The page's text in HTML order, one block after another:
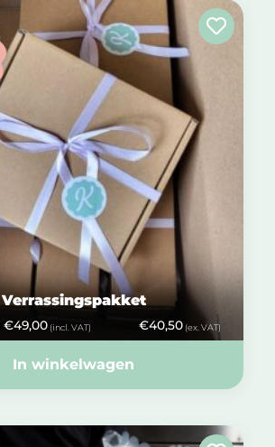
Verrassingspakket
€49,00(incl. VAT) €40,50 (ex. VAT)
In winkelwagen